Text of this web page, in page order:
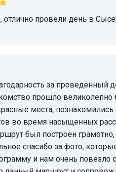
отлично провели день в
прошло великолепно
места,
во время насыщенных
был построен грамотно,
спасибо за фото,
и нам очень повезло